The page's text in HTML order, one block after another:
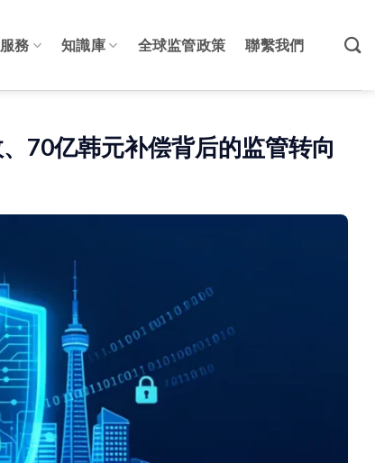
服務 知識庫 全球监管政策 聯繫我們
70亿韩元补偿背后的监管转向